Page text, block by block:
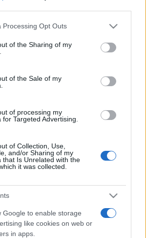
website/app uses one or more Google
or usage behaviour. You may click to
to Google and its third-party tags to
specified purposes in below Google
Processing Opt Outs
of the Sharing of my
of the Sale of my
of processing my
Targeted Advertising.
of Collection, Use,
and/or Sharing of my
that Is Unrelated with the
it was collected.
Google to enable storage
like cookies on web or
in apps.
az alkotás folyamata, a hit, a
a színész, a színház és a valóság
élettörténete segít abban, hogy
a saját életünkkel, a
kapcsolatban. ?Ha ezek a
közben a nézőkben is
létrejönnie? ? fogalmazta meg
Csokonai Színház társulatával
7-én találkozhatnak a
pedig az új évad első bemutatója
Lehár Ferenc: ?A víg özvegy? című
Patrícia rendezésében,Katona Gábor
többek között Bódi Mariann, Homonnay
Bakos Kis Gábor, Mercs jános
Olt Tamás: ?Hét randi? c.